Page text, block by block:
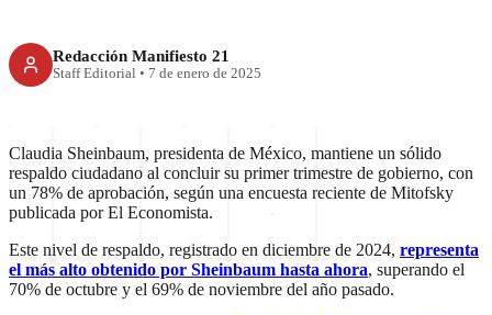
Redacción Manifiesto 21
Staff Editorial • 7 de enero de 2025
Claudia Sheinbaum, presidenta de México, mantiene un sólido
respaldo ciudadano al concluir su primer trimestre de gobierno, con
un 78% de aprobación, según una encuesta reciente de Mitofsky
publicada por El Economista.
Este nivel de respaldo, registrado en diciembre de 2024, representa
el más alto obtenido por Sheinbaum hasta ahora, superando el
70% de octubre y el 69% de noviembre del año pasado.